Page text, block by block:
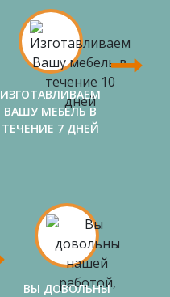
ИЗГОТАВЛИВАЕМ
ВАШУ МЕБЕЛЬ В
ТЕЧЕНИЕ 7 ДНЕЙ
ВЫ ДОВОЛЬНЫ